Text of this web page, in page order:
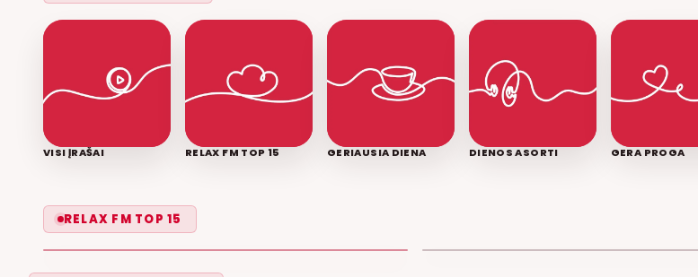
VISI ĮRAŠAI RELAX FM TOP 15 GERIAUSIA DIENA DIENOS ASORTI GERA PROGA
RELAX FM TOP 15
LEISK PRIPAŽINTI
GRUPĖ 2